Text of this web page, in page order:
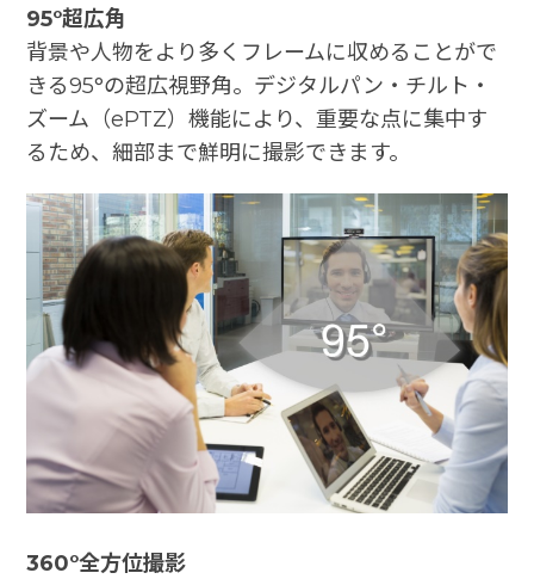
95°超広角
背景や人物をより多くフレームに収めることがで
きる95°の超広視野角。デジタルパン・チルト・
ズーム（ePTZ）機能により、重要な点に集中す
るため、細部まで鮮明に撮影できます。
360°全方位撮影